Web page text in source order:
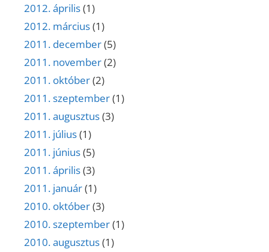
2012. április(1)
2012. március(1)
2011. december(5)
2011. november(2)
2011. október(2)
2011. szeptember(1)
2011. augusztus(3)
2011. július(1)
2011. június(5)
2011. április(3)
2011. január(1)
2010. október(3)
2010. szeptember(1)
2010. augusztus(1)